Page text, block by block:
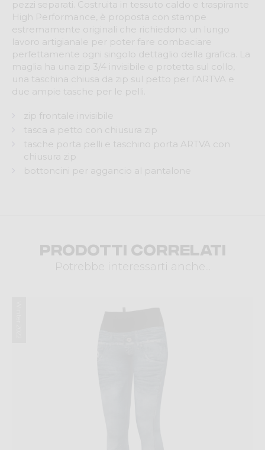
pezzi separati. Costruita in tessuto caldo e traspirante
High Performance, è proposta con stampe
estremamente originali che richiedono un lungo
lavoro artigianale per poter fare combaciare
perfettamente ogni singolo dettaglio della grafica. La
maglia ha una zip 3/4 invisibile e protetta sul collo,
una taschina chiusa da zip sul petto per l’ARTVA e
due ampie tasche per le pelli.
zip frontale invisibile
tasca a petto con chiusura zip
tasche porta pelli e taschino porta ARTVA con
chiusura zip
bottoncini per aggancio al pantalone
Prodotti correlati
Potrebbe interessarti anche...